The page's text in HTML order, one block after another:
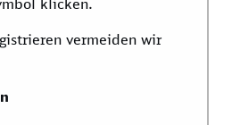
vermeiden wir